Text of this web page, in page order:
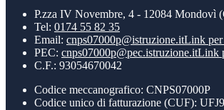
P.zza IV Novembre, 4 - 12084 Mondovì
Tel: 0174 55 82 35
Email: cnps07000p@istruzione.itLink per
PEC: cnps07000p@pec.istruzione.itLink
C.F.: 93054670042
Codice meccanografico: CNPS07000P
Codice unico di fatturazione (CUF):